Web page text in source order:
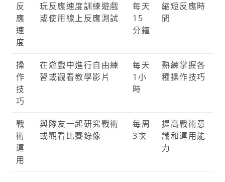
反
應
速
度
玩反應速度訓練遊戲
或使用線上反應測試
每天
15
分鐘
縮短反應時
間
操
作
技
巧
在遊戲中進行自由練
習或觀看教學影片
每天
1小
時
熟練掌握各
種操作技巧
戰
術
運
用
與隊友一起研究戰術
或觀看比賽錄像
每周
3次
提高戰術意
識和運用能
力